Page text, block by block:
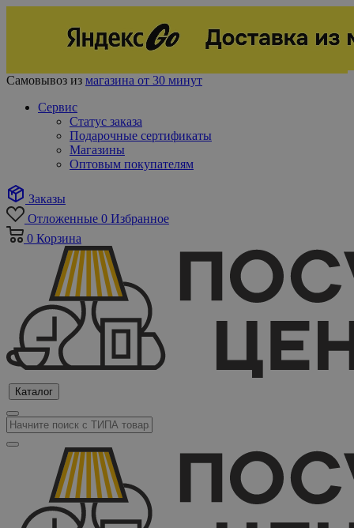
Самовывоз из магазина от 30 минут
Сервис
Статус заказа
Подарочные сертификаты
Магазины
Оптовым покупателям
Заказы
Отложенные 0 Избранное
0 Корзина
Каталог